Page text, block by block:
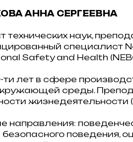
АННА СЕРГЕЕВНА
технических наук,
специалист
Safety and Health
ти лет в сфере
среды.
жизнедеятельности
направления:
безопасного поведения,